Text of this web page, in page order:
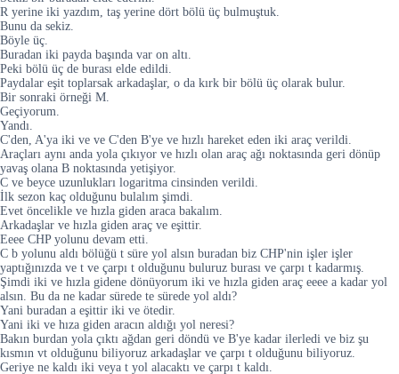
R yerine iki yazdım, taş yerine dört bölü üç bulmuştuk.
Bunu da sekiz.
Böyle üç.
Buradan iki payda başında var on altı.
Peki bölü üç de burası elde edildi.
Paydalar eşit toplarsak arkadaşlar, o da kırk bir bölü üç olarak bulur.
Bir sonraki örneği M.
Geçiyorum.
Yandı.
C'den, A'ya iki ve ve C'den B'ye ve hızlı hareket eden iki araç verildi.
Araçları aynı anda yola çıkıyor ve hızlı olan araç ağı noktasında geri dönüp
yavaş olana B noktasında yetişiyor.
C ve beyce uzunlukları logaritma cinsinden verildi.
İlk sezon kaç olduğunu bulalım şimdi.
Evet öncelikle ve hızla giden araca bakalım.
Arkadaşlar ve hızla giden araç ve eşittir.
Eeee CHP yolunu devam etti.
C b yolunu aldı bölüğü t süre yol alsın buradan biz CHP'nin işler işler
yaptığınızda ve t ve çarpı t olduğunu buluruz burası ve çarpı t kadarmış.
Şimdi iki ve hızla gidene dönüyorum iki ve hızla giden araç eeee a kadar yol
alsın. Bu da ne kadar sürede te sürede yol aldı?
Yani buradan a eşittir iki ve ötedir.
Yani iki ve hıza giden aracın aldığı yol neresi?
Bakın burdan yola çıktı ağdan geri döndü ve B'ye kadar ilerledi ve biz şu
kısmın vt olduğunu biliyoruz arkadaşlar ve çarpı t olduğunu biliyoruz.
Geriye ne kaldı iki veya t yol alacaktı ve çarpı t kaldı.